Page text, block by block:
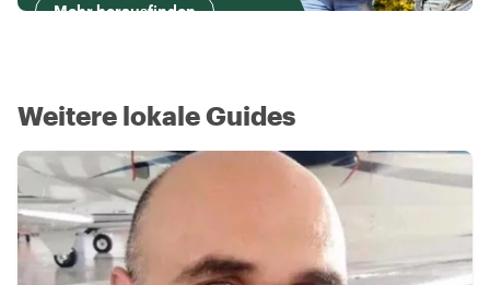
Mehr herausfinden
Weitere lokale Guides